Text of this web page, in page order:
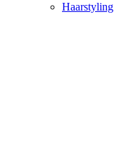
Haarstyling